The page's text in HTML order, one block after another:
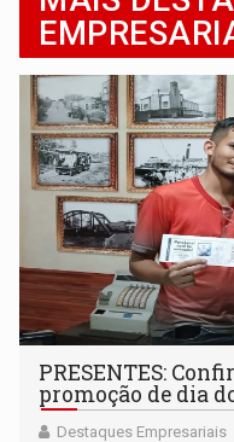
PRESENTES:
promoção de dia
Destaques Empresariais